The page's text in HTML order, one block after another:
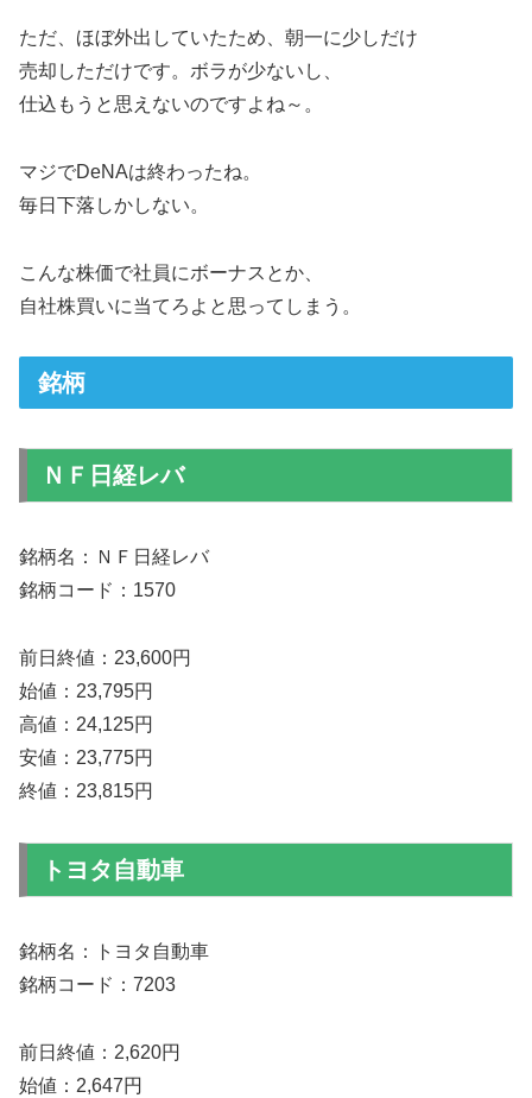
ただ、ほぼ外出していたため、朝一に少しだけ
売却しただけです。ボラが少ないし、
仕込もうと思えないのですよね～。
マジでDeNAは終わったね。
毎日下落しかしない。
こんな株価で社員にボーナスとか、
自社株買いに当てろよと思ってしまう。
銘柄
ＮＦ日経レバ
銘柄名：ＮＦ日経レバ
銘柄コード：1570
前日終値：23,600円
始値：23,795円
高値：24,125円
安値：23,775円
終値：23,815円
トヨタ自動車
銘柄名：トヨタ自動車
銘柄コード：7203
前日終値：2,620円
始値：2,647円